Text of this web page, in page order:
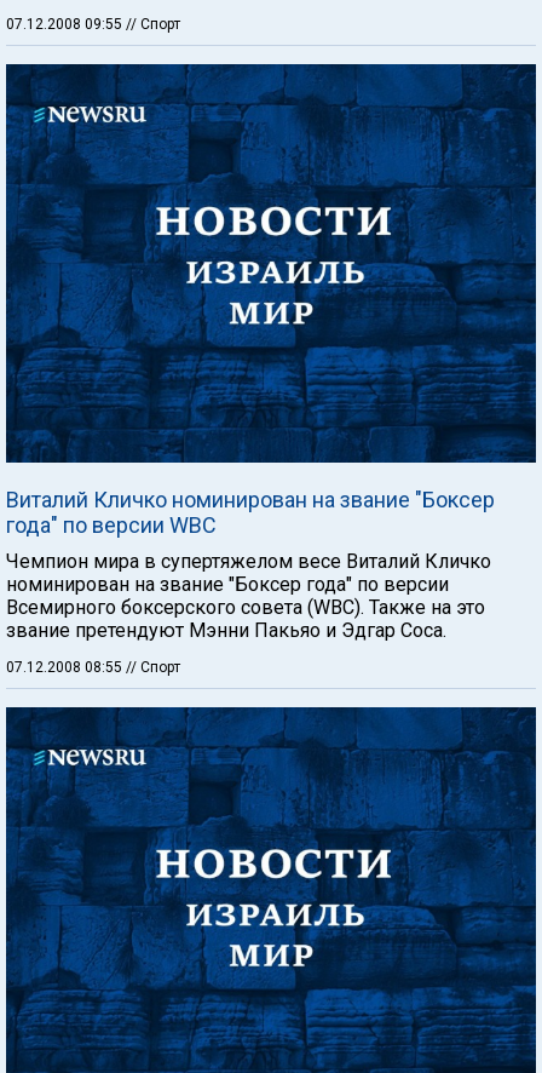
07.12.2008 09:55 // Спорт
Виталий Кличко номинирован на звание "Боксер
года" по версии WBC
Чемпион мира в супертяжелом весе Виталий Кличко
номинирован на звание "Боксер года" по версии
Всемирного боксерского совета (WBC). Также на это
звание претендуют Мэнни Пакьяо и Эдгар Соса.
07.12.2008 08:55 // Спорт